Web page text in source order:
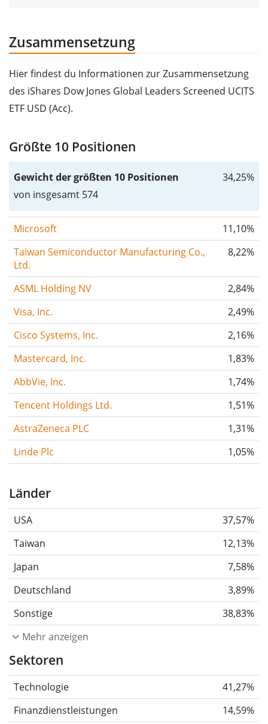
Zusammensetzung
Hier findest du Informationen zur Zusammensetzung
des iShares Dow Jones Global Leaders Screened UCITS
ETF USD (Acc).
Größte 10 Positionen
Gewicht der größten 10 Positionen
von insgesamt 574
34,25%
Microsoft
11,10%
Taiwan Semiconductor Manufacturing Co.,
Ltd.
8,22%
ASML Holding NV
2,84%
Visa, Inc.
2,49%
Cisco Systems, Inc.
2,16%
Mastercard, Inc.
1,83%
AbbVie, Inc.
1,74%
Tencent Holdings Ltd.
1,51%
AstraZeneca PLC
1,31%
Linde Plc
1,05%
Länder
USA
37,57%
Taiwan
12,13%
Japan
7,58%
Deutschland
3,89%
Sonstige
38,83%
Mehr anzeigen
Sektoren
Technologie
41,27%
Finanzdienstleistungen
14,59%